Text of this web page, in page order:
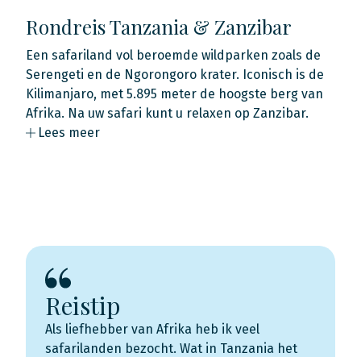
Rondreis Tanzania & Zanzibar
Een safariland vol beroemde wildparken zoals de
Serengeti en de Ngorongoro krater. Iconisch is de
Kilimanjaro, met 5.895 meter de hoogste berg van
Afrika. Na uw safari kunt u relaxen op Zanzibar.
Lees meer
Reistip
Als liefhebber van Afrika heb ik veel
safarilanden bezocht. Wat in Tanzania het